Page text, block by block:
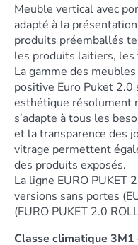
Meuble vertical avec
adapté à la
produits préemballés
les produits laitiers,
La gamme des
positive Euro Puket 2.0
esthétique résolument
s’adapte à tous les
et la transparence des
vitrage permettent
des produits exposés.
La ligne EURO PUKET
versions sans portes
(EURO PUKET 2.0
Classe climatique 3M1